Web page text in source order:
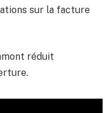
sur la facture
réduit